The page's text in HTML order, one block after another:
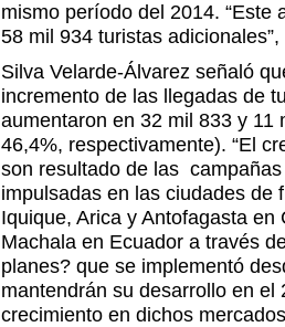
mismo período del 2014. “Este
58 mil 934 turistas
Silva Velarde-Álvarez señaló
incremento de las llegadas de
aumentaron en 32 mil 833 y 11
46,4%, respectivamente). “El
son resultado de las
impulsadas en las ciudades de
Iquique, Arica y Antofagasta
Machala en Ecuador a través
planes? que se implementó
mantendrán su desarrollo en el
crecimiento en dichos